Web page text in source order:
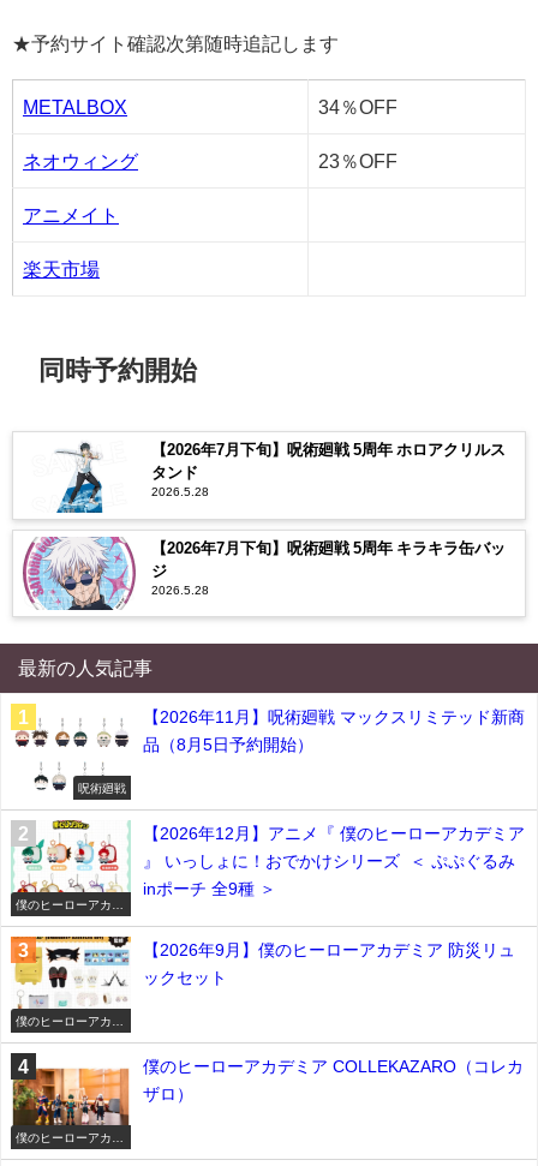
★予約サイト確認次第随時追記します
METALBOX 34％OFF
ネオウィング 23％OFF
アニメイト
楽天市場
同時予約開始
【2026年7月下旬】呪術廻戦 5周年 ホロアクリルス
タンド
2026.5.28
【2026年7月下旬】呪術廻戦 5周年 キラキラ缶バッ
ジ
2026.5.28
最新の人気記事
呪術廻戦
【2026年11月】呪術廻戦 マックスリミテッド新商
品（8月5日予約開始）
僕のヒーローアカデ
ミア
【2026年12月】アニメ『 僕のヒーローアカデミア
』 いっしょに！おでかけシリーズ ＜ ぷぷぐるみ
inポーチ 全9種 ＞
僕のヒーローアカデ
ミア
【2026年9月】僕のヒーローアカデミア 防災リュ
ックセット
僕のヒーローアカデ
ミア
僕のヒーローアカデミア COLLEKAZARO（コレカ
ザロ）